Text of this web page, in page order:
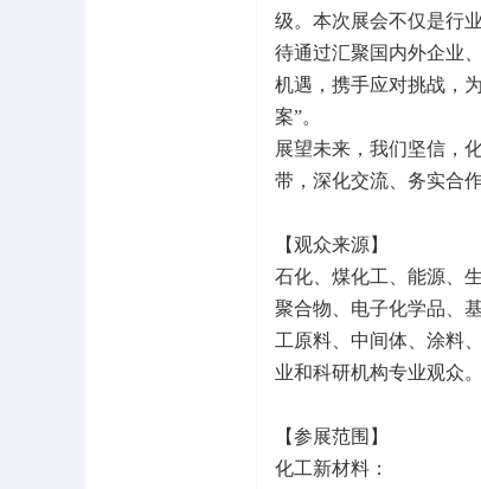
级。本次展会不仅是行
待通过汇聚国内外企业
机遇，携手应对挑战，
案”。
展望未来，我们坚信，
带，深化交流、务实合
【观众来源】
石化、煤化工、能源、
聚合物、电子化学品、
工原料、中间体、涂料
业和科研机构专业观众。
【参展范围】
化工新材料：